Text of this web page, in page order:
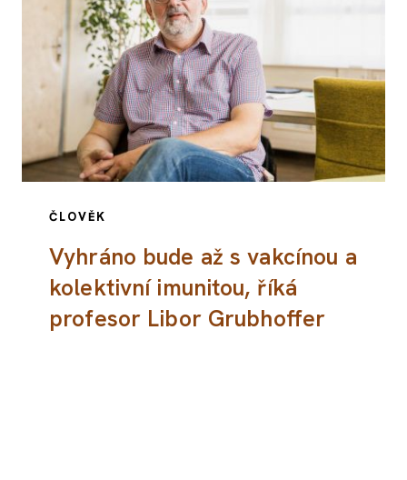
ČLOVĚK
Vyhráno bude až s vakcínou a
kolektivní imunitou, říká
profesor Libor Grubhoffer